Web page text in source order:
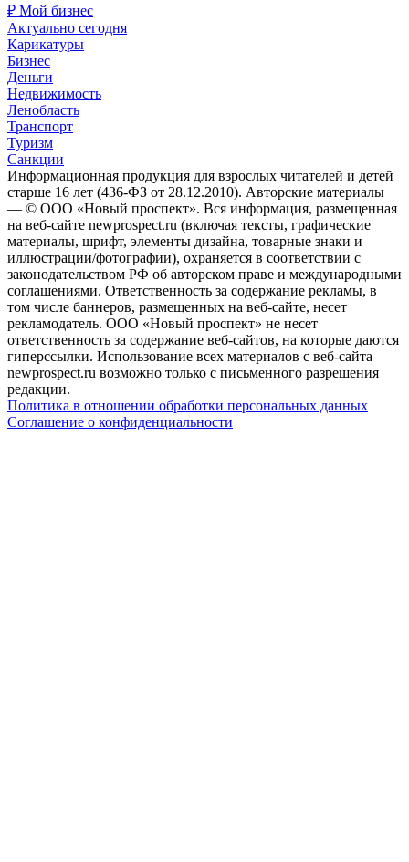
₽ Мой бизнес
Актуально сегодня
Карикатуры
Бизнес
Деньги
Недвижимость
Ленобласть
Транспорт
Туризм
Санкции
Информационная продукция для взрослых читателей и детей
старше 16 лет (436-ФЗ от 28.12.2010). Авторские материалы
— © ООО «Новый проспект». Вся информация, размещенная
на веб-сайте newprospect.ru (включая тексты, графические
материалы, шрифт, элементы дизайна, товарные знаки и
иллюстрации/фотографии), охраняется в соответствии с
законодательством РФ об авторском праве и международными
соглашениями. Ответственность за содержание рекламы, в
том числе баннеров, размещенных на веб-сайте, несет
рекламодатель. ООО «Новый проспект» не несет
ответственность за содержание веб-сайтов, на которые даются
гиперссылки. Использование всех материалов с веб-сайта
newprospect.ru возможно только с письменного разрешения
редакции.
Политика в отношении обработки персональных данных
Соглашение о конфиденциальности